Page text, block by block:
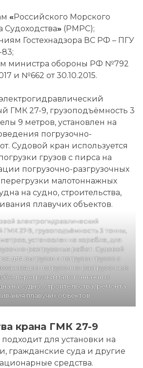
«Российского Морского
Судоходства» (РМРС);
Гостехнадзора ВС РФ – ПГУ
министра обороны РФ №792
и №662 от 30.10.2015.
электрогидравлический
27-9, грузоподъёмность 3 тонны,
установлен на корабле, для
разгрузоных работ. Судовой
для выгрузки и погрузки грузов с
погрузочно-разгрузочных
перегрузки малотоннажных
на судно, строительства, ремонта,
плавучих объектов.
крана ГМК 27-9
для установки на
гражданские суда и другие
средства.